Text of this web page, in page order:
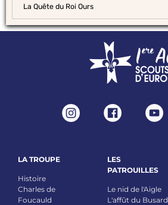
La Quête du Roi Ours
LA TROUPE
Histoire
Charles de
Foucauld
LES
PATROUILLES
Le nid de l'Aigle
L'affût du Busard